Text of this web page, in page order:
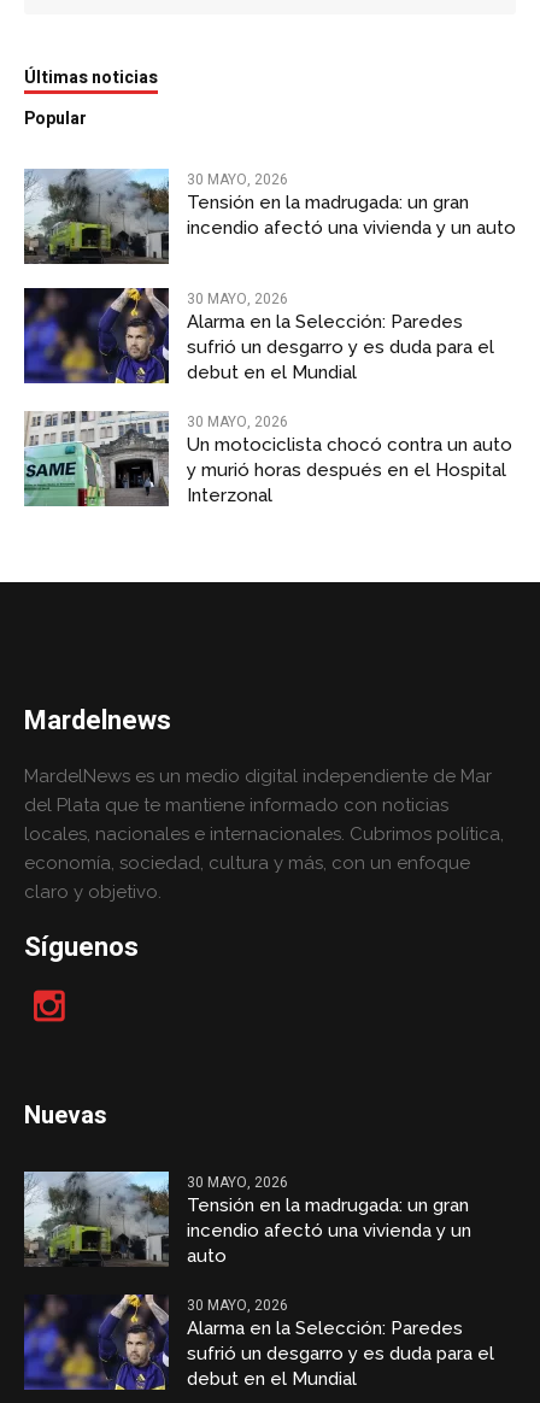
Últimas noticias
Popular
30 MAYO, 2026
Tensión en la madrugada: un gran
incendio afectó una vivienda y un auto
30 MAYO, 2026
Alarma en la Selección: Paredes
sufrió un desgarro y es duda para el
debut en el Mundial
30 MAYO, 2026
Un motociclista chocó contra un auto
y murió horas después en el Hospital
Interzonal
Mardelnews
MardelNews es un medio digital independiente de Mar
del Plata que te mantiene informado con noticias
locales, nacionales e internacionales. Cubrimos política,
economía, sociedad, cultura y más, con un enfoque
claro y objetivo.
Síguenos
Nuevas
30 MAYO, 2026
Tensión en la madrugada: un gran
incendio afectó una vivienda y un
auto
30 MAYO, 2026
Alarma en la Selección: Paredes
sufrió un desgarro y es duda para el
debut en el Mundial